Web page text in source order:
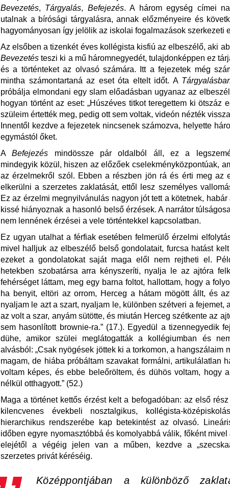
Bevezetés, Tárgyalás, Befejezés. A három egység címei
utalnak a bírósági tárgyalásra, annak előzményeire és
hagyományosan így jelölik az iskolai fogalmazások szerkezeti
Az elsőben a tizenkét éves kollégista kisfiú az elbeszélő, aki
Bevezetésteszi ki a mű háromnegyedét, tulajdonképpen ez
és a történteket az olvasó számára. Itt a fejezetek még
mintha számontartaná az eset óta eltelt időt. A
próbálja elmondani egy slam előadásban ugyanaz az
hogyan történt az eset: „Húszéves titkot teregettem ki ötszáz
szüleim értették meg, pedig ott sem voltak, videón nézték
Innentől kezdve a fejezetek nincsenek számozva, helyette
egymástól őket.
ABefejezés mindössze pár oldalból áll, ez a
mindegyik közül, hiszen az előzőek cselekményközpontúak,
az érzelmekről szól. Ebben a részben jön rá és érti meg az
elkerülni a szerzetes zaklatását, ettől lesz személyes
Ez az érzelmi megnyilvánulás nagyon jót tett a kötetnek, habár
kissé hiányoznak a hasonló belső érzések. A narrátor
nem lennének érzései a vele történtekkel kapcsolatban.
Ez ugyan utalhat a férfiak esetében felmerülő érzelmi
mivel halljuk az elbeszélő belső gondolatait, furcsa hatást
ezeket a gondolatokat saját maga elől nem rejtheti el.
hetekben szobatársa arra kényszeríti, nyalja le az ajtóra
fehérséget láttam, meg egy barna foltot, hallottam, hogy a
ha benyit, eltöri az orrom, Herceg a hátam mögött állt, és
nyaljam le azt a szart, nyaljam le, különben szétveri a fejemet,
az volt a szar, anyám sütötte, és miután Herceg szétkente az
sem hasonlított brownie-ra.” (17.). Egyedül a tizennegyedik
dühe, amikor szülei meglátogatták a kollégiumban és
alvásból: „Csak nyögések jöttek ki a torkomon, a hangszálaim
magam, de hiába próbáltam szavakat formálni, artikulálatlan
voltam képes, és ebbe beleőröltem, és dühös voltam, hogy
nélkül otthagyott.” (52.)
Maga a történet kettős érzést kelt a befogadóban: az első
kilencvenes évekbeli nosztalgikus, kollégista-
hierarchikus rendszerébe kap betekintést az olvasó.
időben egyre nyomasztóbbá és komolyabbá válik, főként
elejétől a végéig jelen van a műben, kezdve a
szerzetes privát kéréséig.
Középpontjában a különböző